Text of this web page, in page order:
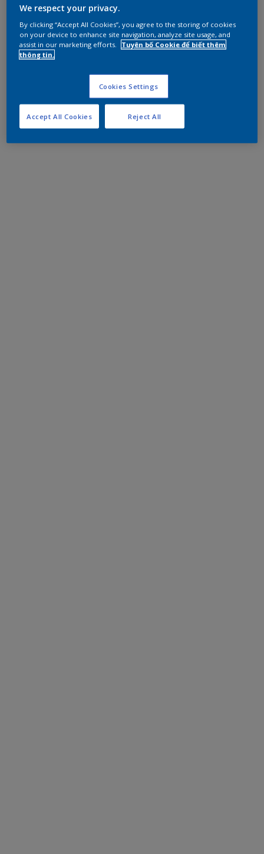
We respect your privacy.
By clicking “Accept All Cookies”, you agree to the storing of cookies
on your device to enhance site navigation, analyze site usage, and
assist in our marketing efforts.
Tuyên bố Cookie để biết thêm
thông tin.
Cookies Settings
Reject All
Accept All Cookies